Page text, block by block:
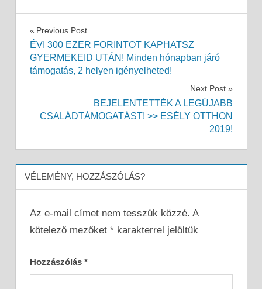
Bejegyzés
navigáció
Previous Post
ÉVI 300 EZER FORINTOT KAPHATSZ
GYERMEKEID UTÁN! Minden hónapban járó
támogatás, 2 helyen igényelheted!
Next Post
BEJELENTETTÉK A LEGÚJABB
CSALÁDTÁMOGATÁST! >> ESÉLY OTTHON
2019!
VÉLEMÉNY, HOZZÁSZÓLÁS?
Az e-mail címet nem tesszük közzé. A
kötelező mezőket *karakterrel jelöltük
Hozzászólás *